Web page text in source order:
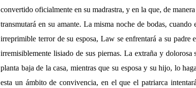
convertido oficialmente en su madrastra, y en la que, de
transmutará en su amante. La misma noche de bodas,
irreprimible terror de su esposa, Law se enfrentará a su padre
irremisiblemente lisiado de sus piernas. La extraña y
planta baja de la casa, mientras que su esposa y su hijo, lo
esta un ámbito de convivencia, en el que el patriarca